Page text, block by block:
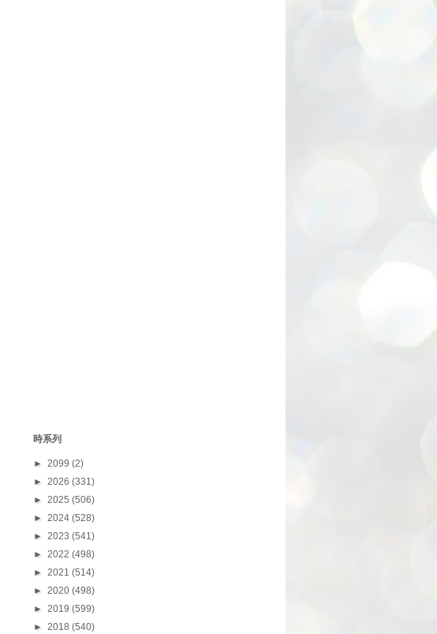
時系列
► 2099 (2)
► 2026 (331)
► 2025 (506)
► 2024 (528)
► 2023 (541)
► 2022 (498)
► 2021 (514)
► 2020 (498)
► 2019 (599)
► 2018 (540)